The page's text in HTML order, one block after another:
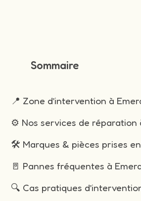
Sommaire
📍 Zone d’intervention à
⚙️ Nos services de réparation
🛠️ Marques & pièces prises
🚪 Pannes fréquentes à
🔍 Cas pratiques